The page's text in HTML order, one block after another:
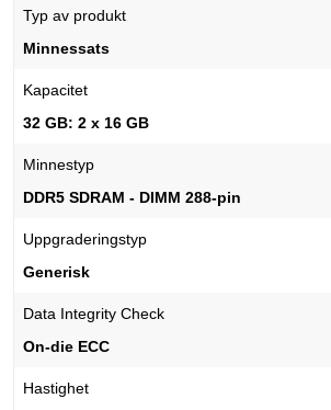
Typ av produkt
Minnessats
Kapacitet
32 GB: 2 x 16 GB
Minnestyp
DDR5 SDRAM - DIMM 288-pin
Uppgraderingstyp
Generisk
Data Integrity Check
On-die ECC
Hastighet